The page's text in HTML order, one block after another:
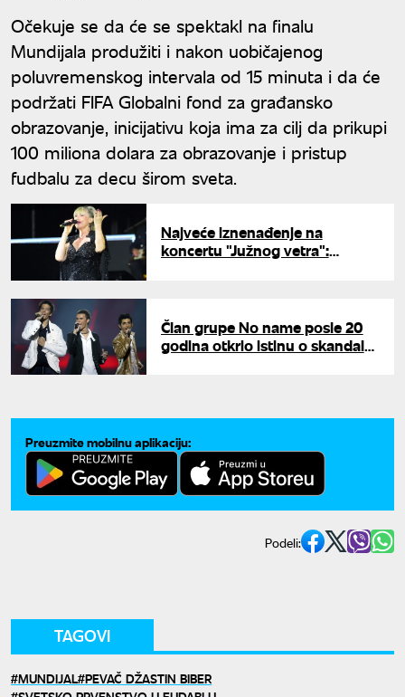
Očekuje se da će se spektakl na finalu
Mundijala produžiti i nakon uobičajenog
poluvremenskog intervala od 15 minuta i da će
podržati FIFA Globalni fond za građansko
obrazovanje, inicijativu koja ima za cilj da prikupi
100 miliona dolara za obrazovanje i pristup
fudbalu za decu širom sveta.
Najveće iznenađenje na
koncertu "Južnog vetra":
Član grupe No name posle 20
godina otkrio istinu o skandalu
Preuzmite mobilnu aplikaciju:
Podeli:
TAGOVI
MUNDIJAL PEVAČ DŽASTIN BIBER